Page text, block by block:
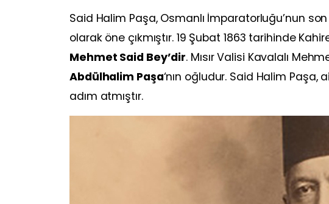
Said Halim Paşa, Osmanlı İmparatorluğu’nun
olarak öne çıkmıştır. 19 Şubat 1863 tarihinde
Mehmet Said Bey’dir. Mısır Valisi Kavalalı
Abdülhalim Paşa‘nın oğludur. Said Halim
adım atmıştır.